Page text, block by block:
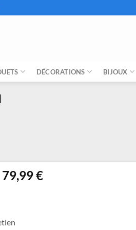
DÉCORATIONS BIJOUX
79,99€Plage